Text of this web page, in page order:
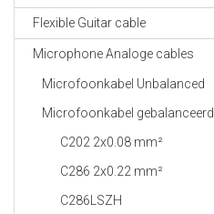
Flexible Guitar cable
Microphone Analoge cables
Microfoonkabel Unbalanced
Microfoonkabel gebalanceerd
C202 2x0.08 mm²
C286 2x0.22 mm²
C286LSZH